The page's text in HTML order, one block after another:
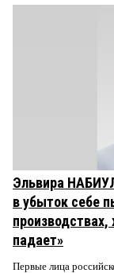
Эльвира
в убыток себе
производствах,
падает»
Первые лица